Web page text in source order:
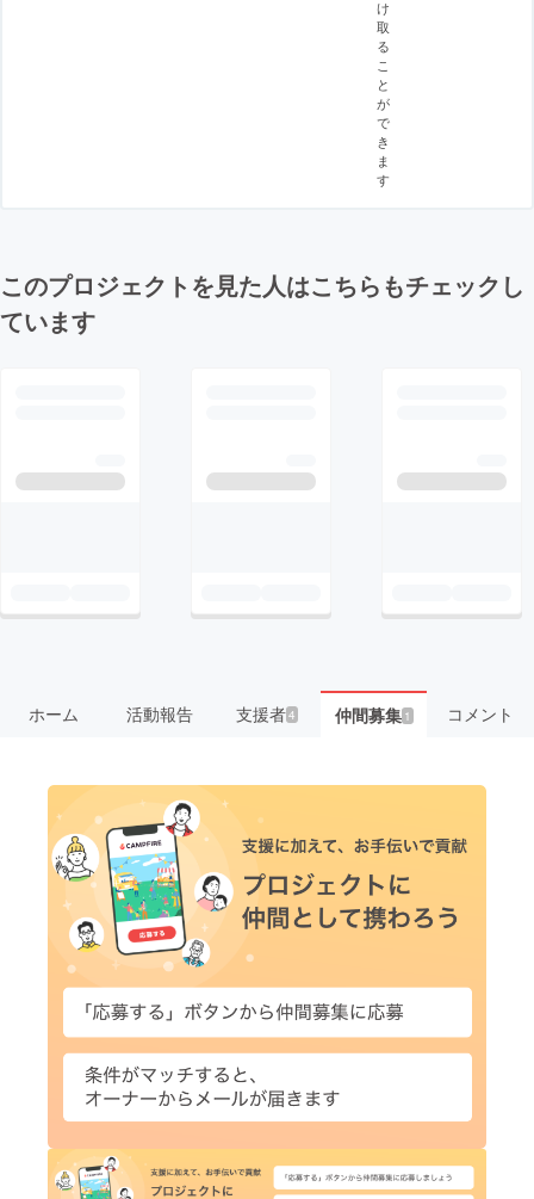
け
取
る
こ
と
が
で
き
ま
す
このプロジェクトを見た人はこちらもチェックし
ています
ホーム 活動報告 支援者4 仲間募集 1 コメント